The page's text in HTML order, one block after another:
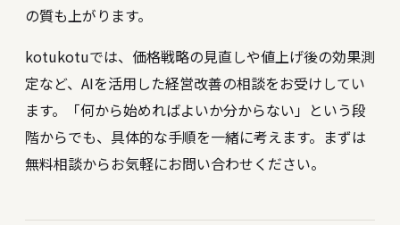
の質も上がります。
kotukotuでは、価格戦略の見直しや値上げ後の効果測
定など、AIを活用した経営改善の相談をお受けしてい
ます。「何から始めればよいか分からない」という段
階からでも、具体的な手順を一緒に考えます。まずは
無料相談からお気軽にお問い合わせください。